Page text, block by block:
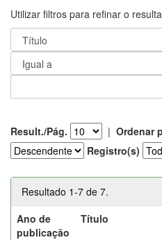
Utilizar filtros para refinar o
Result./Pág. | Ordenar
Registro(s)
Resultado 1-7 de 7.
Ano de
publicação
Título